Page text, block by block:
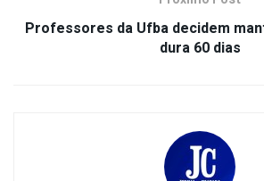
Professores da Ufba decidem
dura 60 dias